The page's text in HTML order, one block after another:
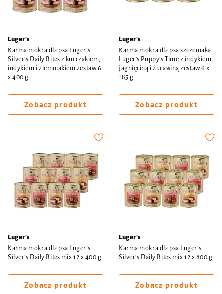
Luger's
Karma mokra dla psa Luger's
Silver's Daily Bites z kurczakiem,
indykiem i ziemniakiem zestaw 6
x 400 g
Zobacz produkt
Luger's
Karma mokra dla psa szczeniaka
Luger's Puppy's Time z indykiem,
jagnięciną i żurawiną zestaw 6 x
185 g
Zobacz produkt
Luger's
Karma mokra dla psa Luger's
Silver's Daily Bites mix 12 x 400 g
Zobacz produkt
Luger's
Karma mokra dla psa Luger's
Silver's Daily Bites mix 12 x 800 g
Zobacz produkt